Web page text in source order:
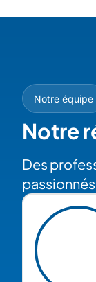
Notre équipe
Notre
Des